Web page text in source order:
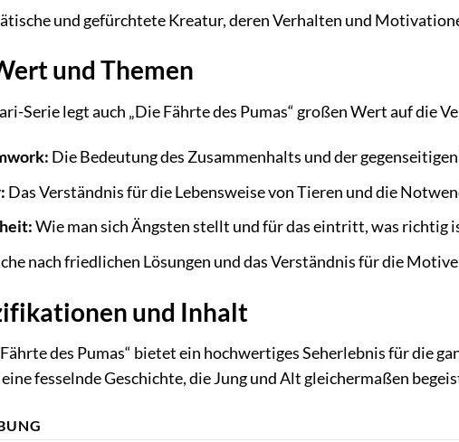
und gefürchtete Kreatur, deren Verhalten und
und Themen
Serie legt auch „Die Fährte des Pumas“ großen Wert auf die
Die Bedeutung des Zusammenhalts und der
Das Verständnis für die Lebensweise von Tieren und die
Wie man sich Ängsten stellt und für das eintritt, was richtig
nach friedlichen Lösungen und das Verständnis für die
und Inhalt
des Pumas“ bietet ein hochwertiges Seherlebnis für die
fesselnde Geschichte, die Jung und Alt gleichermaßen